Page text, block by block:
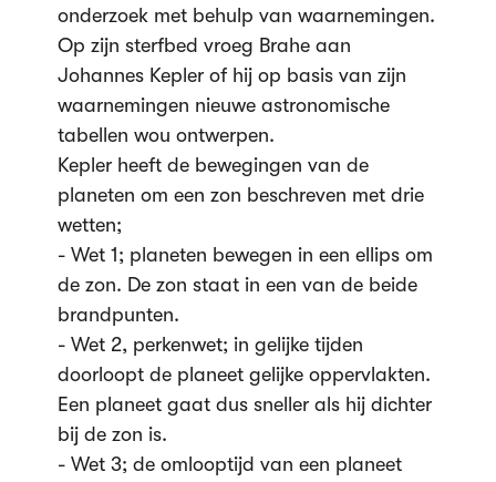
onderzoek met behulp van waarnemingen.
Op zijn sterfbed vroeg Brahe aan
Johannes Kepler of hij op basis van zijn
waarnemingen nieuwe astronomische
tabellen wou ontwerpen.
Kepler heeft de bewegingen van de
planeten om een zon beschreven met drie
wetten;
- Wet 1; planeten bewegen in een ellips om
de zon. De zon staat in een van de beide
brandpunten.
- Wet 2, perkenwet; in gelijke tijden
doorloopt de planeet gelijke oppervlakten.
Een planeet gaat dus sneller als hij dichter
bij de zon is.
- Wet 3; de omlooptijd van een planeet